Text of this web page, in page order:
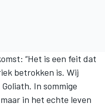
“Het is een feit dat
betrokken is. Wij
In sommige
in het echte leven